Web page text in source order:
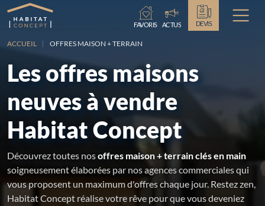
Chargement...
FAVORIS ACTUS DEVIS
ACCUEIL OFFRES MAISON + TERRAIN
Les offres maisons
neuves à vendre
Habitat Concept
Découvrez toutes nosoffres maison + terrain clés en main
soigneusement élaborées par nos agences commerciales qui
vous proposent un maximum d'offres chaque jour. Restez zen,
Habitat Concept réalise votre rêve pour que vous deveniez